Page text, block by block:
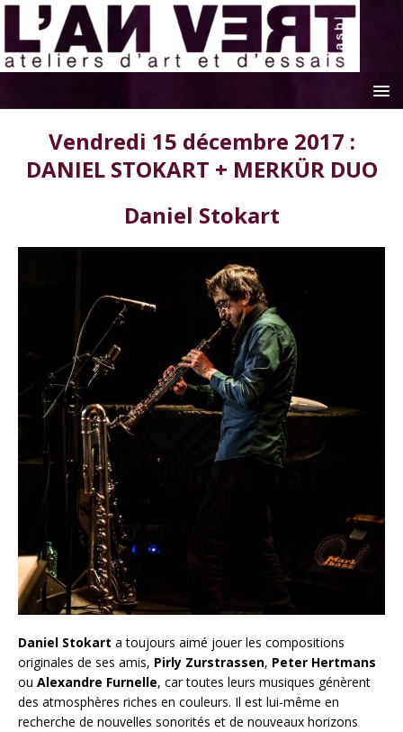
Vendredi 15 décembre 2017 :
DANIEL STOKART + MERKÜR DUO
Daniel Stokart
Daniel Stokart a toujours aimé jouer les compositions
originales de ses amis, Pirly Zurstrassen, Peter Hertmans
ou Alexandre Furnelle, car toutes leurs musiques génèrent
des atmosphères riches en couleurs. Il est lui-même en
recherche de nouvelles sonorités et de nouveaux horizons